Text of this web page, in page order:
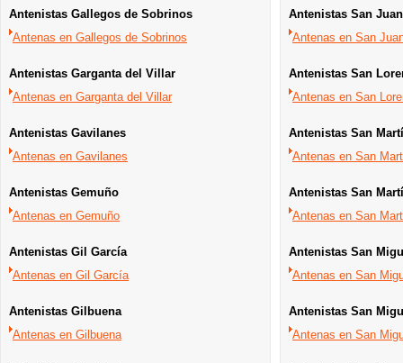
Antenistas Gallegos de Sobrinos
Antenas en Gallegos de Sobrinos
Antenistas Garganta del Villar
Antenas en Garganta del Villar
Antenistas Gavilanes
Antenas en Gavilanes
Antenistas Gemuño
Antenas en Gemuño
Antenistas Gil García
Antenas en Gil García
Antenistas Gilbuena
Antenas en Gilbuena
Antenistas San
Antenas en San
Antenistas San
Antenas en San
Antenistas San
Antenas en San
Antenistas San
Antenas en San
Antenistas San
Antenas en San
Antenistas San
Antenas en San